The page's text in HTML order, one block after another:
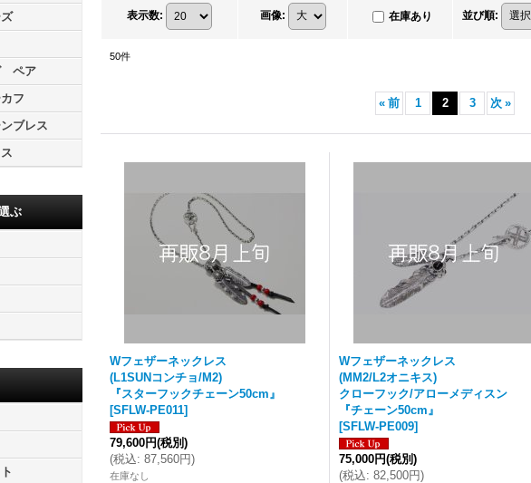
ペア
フ
ブレス
ぶ
表示数: 画像: 在庫あり 並び順:
50件
« 前 1 2 3 次 »
Wフェザーネックレス
(L1SUNコンチョ/M2)
『スターフックチェーン50cm』
[SFLW-PE011]
79,600円(税別)
(税込: 87,560円)
在庫なし
Wフェザーネックレス
(MM2/L2オニキス)
クローフック/アローメディスン
『チェーン50cm』
[SFLW-PE009]
75,000円(税別)
(税込: 82,500円)